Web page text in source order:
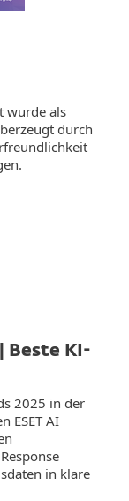
wurde als
durch
Beste KI-
2025 in der
ESET AI
in klare